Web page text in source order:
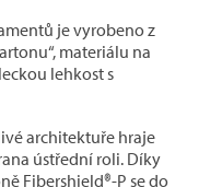
je vyrobeno z
materiálu na
lehkost s
architektuře hraje
ústřední roli. Díky
Fibershield®-P se do